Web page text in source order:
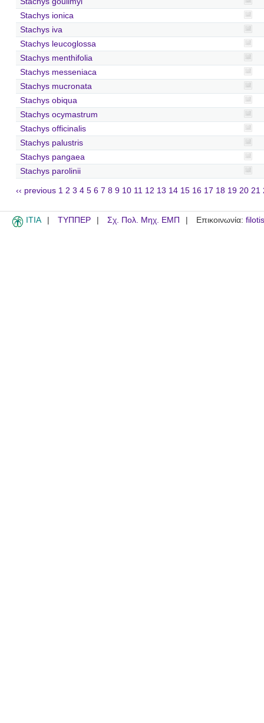
Stachys ionica
Stachys iva
Stachys leucoglossa
Stachys menthifolia
Stachys messeniaca
Stachys mucronata
Stachys obiqua
Stachys ocymastrum
Stachys officinalis
Stachys palustris
Stachys pangaea
Stachys parolinii
‹‹ previous 1 2 3 4 5 6 7 8 9 10 11 12 13 14 15 16 17 18 19 20 21
ITIA ΤΥΠΠΕΡ Σχ. Πολ. Μηχ. ΕΜΠ Επικοινωνία: